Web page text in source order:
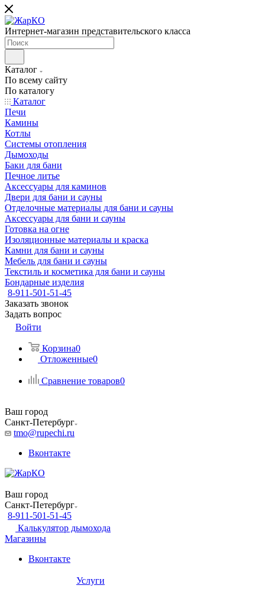
Интернет-магазин представительского класса
Каталог
По всему сайту
По каталогу
Каталог
Печи
Камины
Котлы
Системы отопления
Дымоходы
Баки для бани
Печное литье
Аксессуары для каминов
Двери для бани и сауны
Отделочные материалы для бани и сауны
Аксессуары для бани и сауны
Готовка на огне
Изоляционные материалы и краска
Камни для бани и сауны
Мебель для бани и сауны
Текстиль и косметика для бани и сауны
Бондарные изделия
8-911-501-51-45
Заказать звонок
Задать вопрос
Войти
Корзина0
Отложенные0
Сравнение товаров0
Ваш город
Санкт-Петербург
tmo@rupechi.ru
Вконтакте
Ваш город
Санкт-Петербург
8-911-501-51-45
Калькулятор дымохода
Магазины
Вконтакте
Услуги